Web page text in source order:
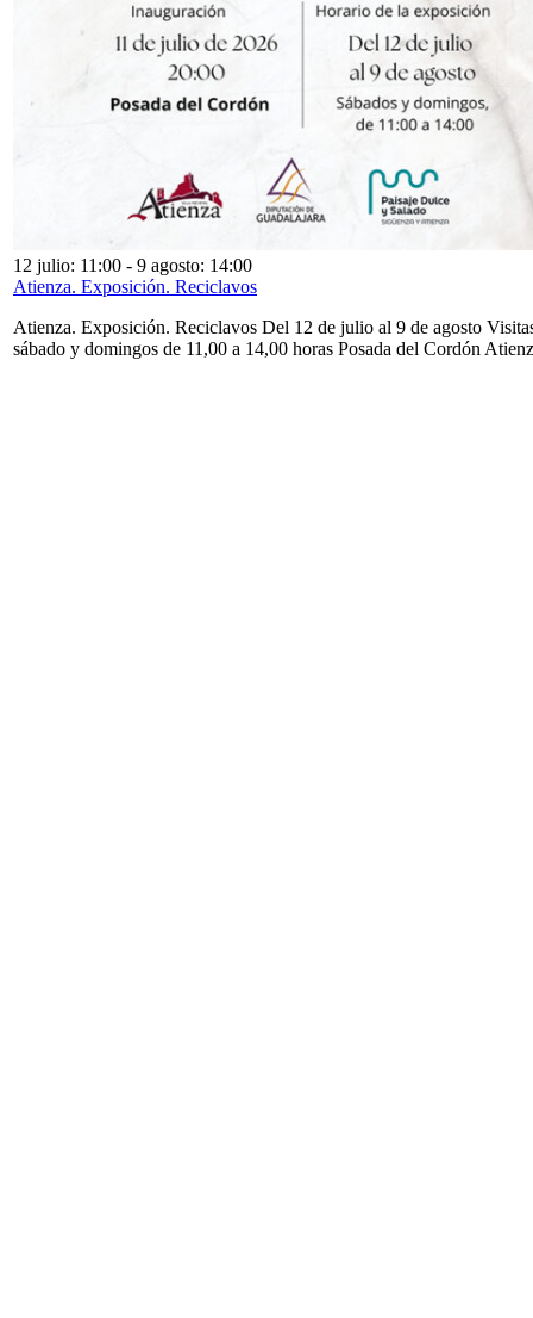
12 julio: 11:00 - 9 agosto: 14:00
Atienza. Exposición. Reciclavos
Atienza. Exposición. Reciclavos Del 12 de julio al 9 de agosto
sábado y domingos de 11,00 a 14,00 horas Posada del Cordón